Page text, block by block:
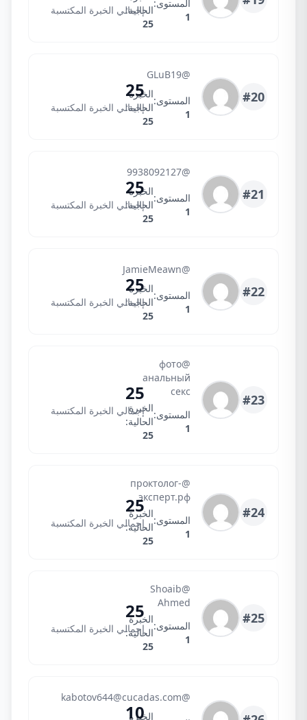
المستوى:
1
الحالية:
25
إجمالي الخبرة المكتسبة
#20
Geri
@GLuB19
المستوى:
1
الخبرة
الحالية:
25
25
إجمالي الخبرة المكتسبة
#21
Bart andrey
@9938092127
المستوى:
1
الخبرة
الحالية:
25
25
إجمالي الخبرة المكتسبة
#22
JamieMeawnXF
@JamieMeawn
المستوى:
1
الخبرة
الحالية:
25
25
إجمالي الخبرة المكتسبة
#23
фото анальный секс
@фото
анальный
секс
المستوى:
1
الخبرة
الحالية:
25
25
إجمالي الخبرة المكتسبة
#24
проктолог-эксперт.рф
@проктолог-
эксперт.рф
المستوى:
1
الخبرة
الحالية:
25
25
إجمالي الخبرة المكتسبة
#25
Shaoib
@Shoaib
Ahmed
المستوى:
1
الخبرة
الحالية:
25
25
إجمالي الخبرة المكتسبة
kabotov644@cucadas.com
@
kabotov644@cucadas.com
الخبرة
10